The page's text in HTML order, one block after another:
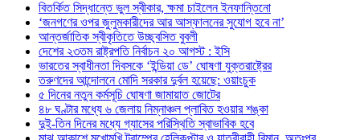
বিতর্কিত সিদ্ধান্তে ভুল স্বীকার, ক্ষমা চাইলেন ইনফান্তিনো
‘জনগণের ওপর জুলুমকারীদের আর আস্ফালনের সুযোগ হবে না’
আন্তর্জাতিক স্বীকৃতিতে উচ্ছ্বসিত বুবলী
দেশের ২৩তম রাষ্ট্রপতি নির্বাচন ২০ আগস্ট : ইসি
ভারতের স্বাধীনতা দিবসকে ‘ইন্ডিয়া ডে’ ঘোষণা যুক্তরাষ্ট্রের
তরুণদের আন্দোলনে মোদি সরকার দুর্বল হয়েছে: ওয়াংচুক
৫ দিনের নতুন কর্মসূচি ঘোষণা জামায়াত জোটের
৪৮ ঘণ্টার মধ্যে ৬ জেলায় নিম্নাঞ্চল প্লাবিত হওয়ার শঙ্কা
দুই-তিন দিনের মধ্যে গ্যাসের পরিস্থিতি স্বাভাবিক হবে